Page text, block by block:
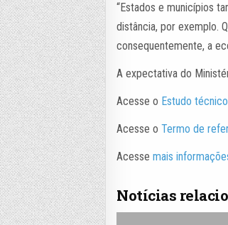
“Estados e municípios
distância, por exemplo.
consequentemente, a
A expectativa do
Acesse o Estudo
Acesse oTermo de
Acessemais
Notícias